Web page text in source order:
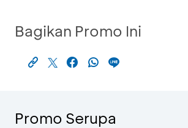
Bagikan Promo Ini
Promo Serupa